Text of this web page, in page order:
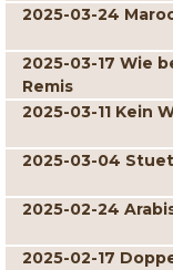
2025-03-24
2025-03-17 Wie
Remis
2025-03-11 Kein
2025-03-04
2025-02-24
2025-02-17